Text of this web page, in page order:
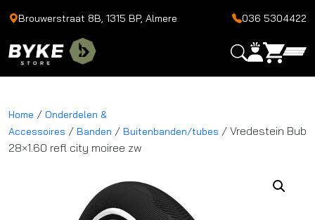
Brouwerstraat 8B, 1315 BP, Almere 036 5304422
Home / Onderdelen &
Accessoires / Banden / Buitenbanden/tubes / Vredestein Bub
28×1.60 refl city moiree zw